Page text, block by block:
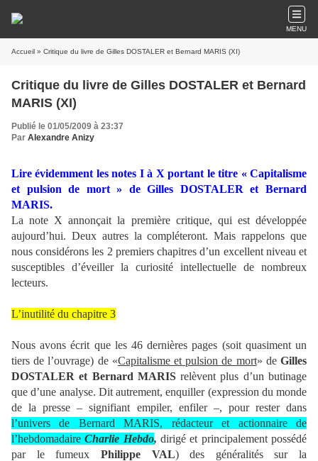
MENU
Accueil » Critique du livre de Gilles DOSTALER et Bernard MARIS (XI)
Critique du livre de Gilles DOSTALER et Bernard
MARIS (XI)
Publié le 01/05/2009 à 23:37
Par Alexandre Anizy
Lire évidemment les notes I à X portant le titre « Capitalisme
et pulsion de mort » de Gilles DOSTALER et Bernard
MARIS.
La note X annonçait la première critique, qui est développée
aujourd’hui. Deux autres la compléteront. Mais rappelons que
nous considérons les 2 premiers chapitres d’un excellent niveau et
susceptibles d’éveiller la curiosité intellectuelle de nombreux
lecteurs.
L’inutilité du chapitre 3
Nous avons écrit que les 46 dernières pages (soit quasiment un
tiers de l’ouvrage) de «Capitalisme et pulsion de mort» deGilles
DOSTALER et Bernard MARISrelèvent plus d’un butinage
que d’une analyse. Dit autrement, enquiller (expression du monde
de la presse – signifiant empiler, enfiler –, pour rester dans
l’univers de Bernard MARIS, rédacteur et actionnaire de
l’hebdomadaireCharlie Hebdo, dirigé et principalement possédé
par le fumeux Philippe VAL) des généralités sur la